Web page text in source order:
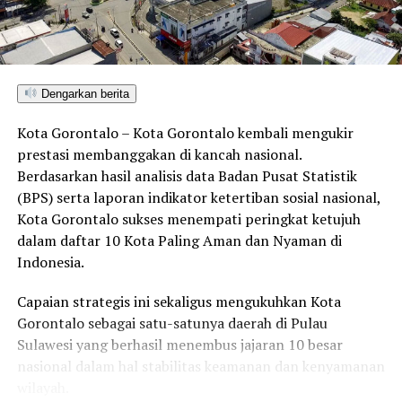
Dengarkan berita
Kota Gorontalo – Kota Gorontalo kembali mengukir
prestasi membanggakan di kancah nasional.
Berdasarkan hasil analisis data Badan Pusat Statistik
(BPS) serta laporan indikator ketertiban sosial nasional,
Kota Gorontalo sukses menempati peringkat ketujuh
dalam daftar 10 Kota Paling Aman dan Nyaman di
Indonesia.
Capaian strategis ini sekaligus mengukuhkan Kota
Gorontalo sebagai satu-satunya daerah di Pulau
Sulawesi yang berhasil menembus jajaran 10 besar
nasional dalam hal stabilitas keamanan dan kenyamanan